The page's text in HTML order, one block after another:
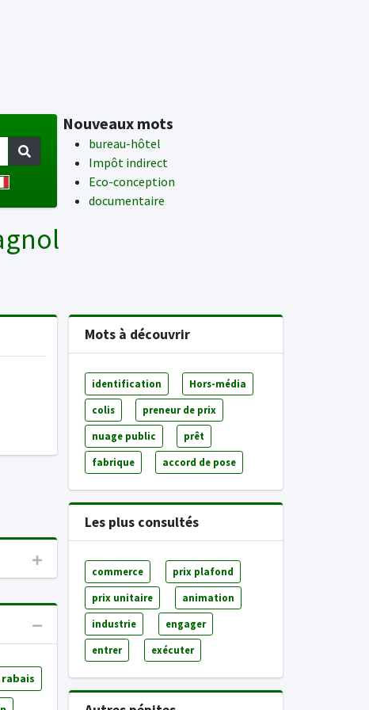
Nouveaux mots
bureau-hôtel
Impôt indirect
Eco-conception
documentaire
Mots à découvrir
identification Hors-média
colis preneur de prix
nuage public prêt
fabrique accord de pose
Les plus consultés
commerce prix plafond
prix unitaire animation
industrie engager
entrer exécuter